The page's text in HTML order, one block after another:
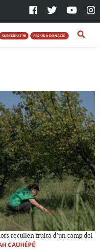
SUBSCRIU-T'HI FES UNA DONACIÓ
recullen fruita d’un camp del
CAUHÉPÉ